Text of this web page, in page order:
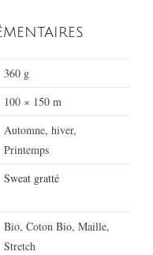
360 g
100 × 150 m
Automne, hiver,
Printemps
Sweat gratté
Bio, Coton Bio, Maille,
Stretch